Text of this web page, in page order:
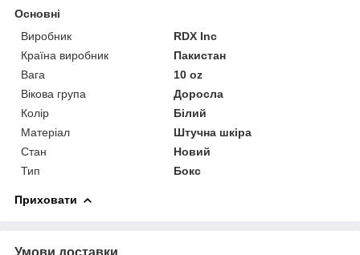
Основні
Виробник
RDX Inc
Країна виробник
Пакистан
Вага
10 oz
Вікова група
Доросла
Колір
Білий
Матеріал
Штучна шкіра
Стан
Новий
Тип
Бокс
Приховати
Умови доставки